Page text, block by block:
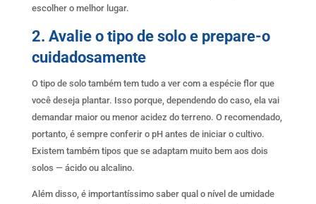
escolher o melhor lugar.
2. Avalie o tipo de solo e prepare-o
cuidadosamente
O tipo de solo também tem tudo a ver com a espécie flor que
você deseja plantar. Isso porque, dependendo do caso, ela vai
demandar maior ou menor acidez do terreno. O recomendado,
portanto, é sempre conferir o pH antes de iniciar o cultivo.
Existem também tipos que se adaptam muito bem aos dois
solos — ácido ou alcalino.
Além disso, é importantíssimo saber qual o nível de umidade